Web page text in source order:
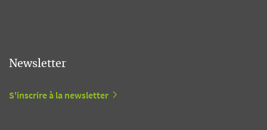
Newsletter
S'inscrire à la newsletter